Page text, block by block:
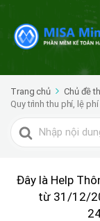
Trang chủ Chủ đề
Quy trình thu phí, lệ phí
Tìm
kiếm
Đây là Help
từ 31/12/